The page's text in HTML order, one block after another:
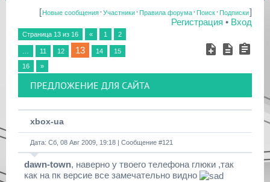
[Новые сообщения·Участники·Правила форума·Поиск·Подписки]
Регистрация • Вход
Страница 13 из 16 « 1 2
11 12 13 14 15
16 »
ПРЕДЛОЖЕНИЕ ДЛЯ САЙТА
xbox-ua
Дата: Сб, 08 Авг 2009, 19:18 | Сообщение #121
dawn-town, наверно у твоего телефона глюки ,так
как на пк версие все замечательно видно